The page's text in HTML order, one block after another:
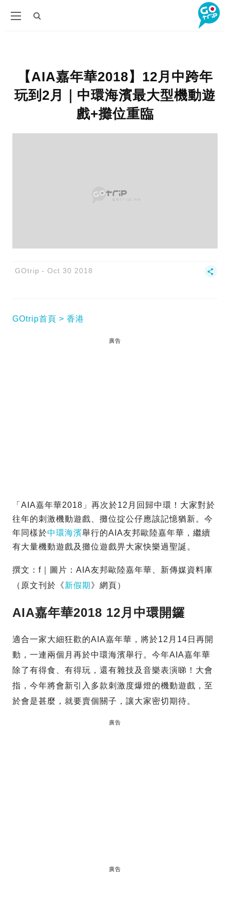
【AIA嘉年華2018】12月中跨年
玩到2月｜中環海濱最大型機動遊
戲+攤位重臨
GOtrip Oct 30 2018
GOtrip首頁 香港
廣告
「AIA嘉年華2018」再次於12月回歸中環！大家對於
往年的刺激機動遊戲、攤位掟公仔應該記憶猶新。今
年同樣於中環海濱舉行的AIA友邦歐陸嘉年華，繼續
有大量機動遊戲及攤位遊戲畀大家快樂過聖誕。
撰文：f｜圖片：AIA友邦歐陸嘉年華、新傳媒資料庫
（原文刊於《新假期 》網頁）
AIA嘉年華2018 12月中環開鑼
適合一家大細狂歡的AIA嘉年華，將於12月14日再開
動，一連兩個月再於中環海濱舉行。今年AIA嘉年華
除了有得食、有得玩，還有雜技及音樂表演睇！大會
指，今年將會新引入多款刺激度爆燈的機動遊戲，至
於會是甚麼，就要賣個關子，讓大家密切期待。
廣告
廣告